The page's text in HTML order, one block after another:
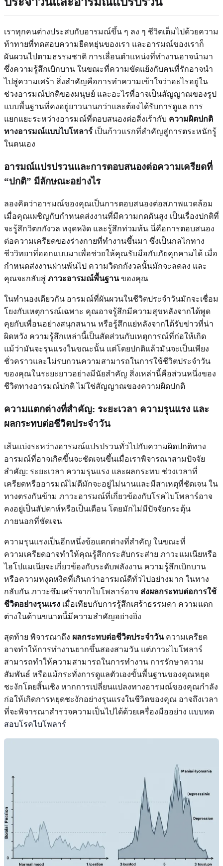
เราทุกคนต่างประสบกับอารมณ์ขึ้น ๆ ลง ๆ ชีวิตเต็มไปด้วยความ
ท้าทายที่ทดสอบความยืดหยุ่นของเรา และอารมณ์ของเราก็
ผันผวนไปตามธรรมชาติ การเลื่อนตำแหน่งที่ทำงานอาจนำมา
ซึ่งความรู้สึกเบิกบาน ในขณะที่ความขัดแย้งกับคนที่รักอาจนำ
ไปสู่ความเศร้า สิ่งสำคัญคือการทำความเข้าใจว่าอะไรอยู่ใน
ช่วงอารมณ์ปกติของมนุษย์ และอะไรที่อาจเป็นสัญญาณของรูป
แบบพื้นฐานที่คงอยู่ยาวนานกว่าและต้องได้รับการดูแล การ
แยกแยะระหว่างอารมณ์ที่ตอบสนองต่อสิ่งเร้ากับ ความผิดปกติ
ทางอารมณ์แบบไบโพลาร์ เป็นก้าวแรกที่สำคัญสู่การตระหนักรู้
ในตนเอง
อารมณ์แปรปรวนและการตอบสนองต่อความเครียดที่
“ปกติ” มีลักษณะอย่างไร
ลองคิดว่าอารมณ์ของคุณเป็นการตอบสนองต่อสภาพแวดล้อม
เมื่อคุณเผชิญกับกำหนดส่งงานที่มีความกดดันสูง เป็นเรื่องปกติที่
จะรู้สึกวิตกกังวล หงุดหงิด และรู้สึกท่วมท้น นี่คือการตอบสนอง
ต่อความเครียดของร่างกายที่ทำงานขึ้นมา ซึ่งเป็นกลไกทาง
ชีววิทยาที่ออกแบบมาเพื่อช่วยให้คุณรับมือกับภัยคุกคามได้ เมื่อ
กำหนดส่งงานผ่านพ้นไป ความวิตกกังวลนั้นมักจะลดลง และ
คุณจะกลับสู่ ภาวะอารมณ์พื้นฐานของคุณ
ในทำนองเดียวกัน อารมณ์ที่ผันผวนในชีวิตประจำวันมักจะเชื่อม
โยงกับเหตุการณ์เฉพาะ คุณอาจรู้สึกมีความสุขหลังจากได้พูด
คุยกับเพื่อนอย่างสนุกสนาน หรือรู้สึกแย่หลังจากได้รับข่าวที่น่า
ผิดหวัง ความรู้สึกเหล่านี้เป็นสัดส่วนกับเหตุการณ์ที่ก่อให้เกิด
แม้ว่ามันจะรุนแรงในขณะนั้น แต่โดยปกติแล้วมันจะเป็นเพียง
ชั่วคราวและไม่รบกวนความสามารถในการใช้ชีวิตประจำวัน
ของคุณในระยะยาวอย่างมีนัยสำคัญ สิ่งเหล่านี้คือส่วนหนึ่งของ
ชีวิตทางอารมณ์ปกติ ไม่ใช่สัญญาณของความผิดปกติ
ความแตกต่างที่สำคัญ: ระยะเวลา ความรุนแรง และ
ผลกระทบต่อชีวิตประจำวัน
เส้นแบ่งระหว่างอารมณ์แปรปรวนทั่วไปกับความผิดปกติทาง
อารมณ์ที่อาจเกิดขึ้นจะชัดเจนขึ้นเมื่อเราพิจารณาสามปัจจัย
สำคัญ: ระยะเวลา ความรุนแรง และผลกระทบ ช่วงเวลาที่
เครียดหรืออารมณ์ไม่ดีมักจะอยู่ไม่นานและมีสาเหตุที่ชัดเจน ใน
ทางตรงกันข้าม ภาวะอารมณ์ที่เกี่ยวข้องกับโรคไบโพลาร์อาจ
คงอยู่เป็นสัปดาห์หรือเป็นเดือน โดยมักไม่มีปัจจัยกระตุ้น
ภายนอกที่ชัดเจน
ความรุนแรงเป็นอีกหนึ่งข้อแตกต่างที่สำคัญ ในขณะที่
ความเครียดอาจทำให้คุณรู้สึกกระสับกระส่าย ภาวะแมเนียหรือ
ไฮโปแมเนียจะเกี่ยวข้องกับระดับพลังงาน ความรู้สึกเบิกบาน
หรือความหงุดหงิดที่เกินกว่าอารมณ์ดีทั่วไปอย่างมาก ในทาง
กลับกัน ภาวะซึมเศร้าจากไบโพลาร์อาจ ส่งผลกระทบต่อการใช้
ชีวิตอย่างรุนแรง เมื่อเทียบกับการรู้สึกเศร้าธรรมดา ความแตก
ต่างในด้านขนาดนี้มีความสำคัญอย่างยิ่ง
สุดท้าย พิจารณาถึง ผลกระทบต่อชีวิตประจำวันความเครียด
อาจทำให้การทำงานยากขึ้นสองสามวัน แต่ภาวะไบโพลาร์
สามารถทำให้ความสามารถในการทำงาน การรักษาความ
สัมพันธ์ หรือแม้กระทั่งการดูแลตัวเองขั้นพื้นฐานของคุณหยุด
ชะงักโดยสิ้นเชิง หากการเปลี่ยนแปลงทางอารมณ์ของคุณกำลัง
ก่อให้เกิดการหยุดชะงักอย่างรุนแรงในชีวิตของคุณ อาจถึงเวลา
ที่จะพิจารณาสำรวจความเป็นไปได้ด้วยเครื่องมืออย่าง แบบทด
สอบโรคไบโพลาร์